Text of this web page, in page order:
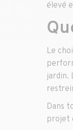
élevé
Le
jardin.
Dans
projet